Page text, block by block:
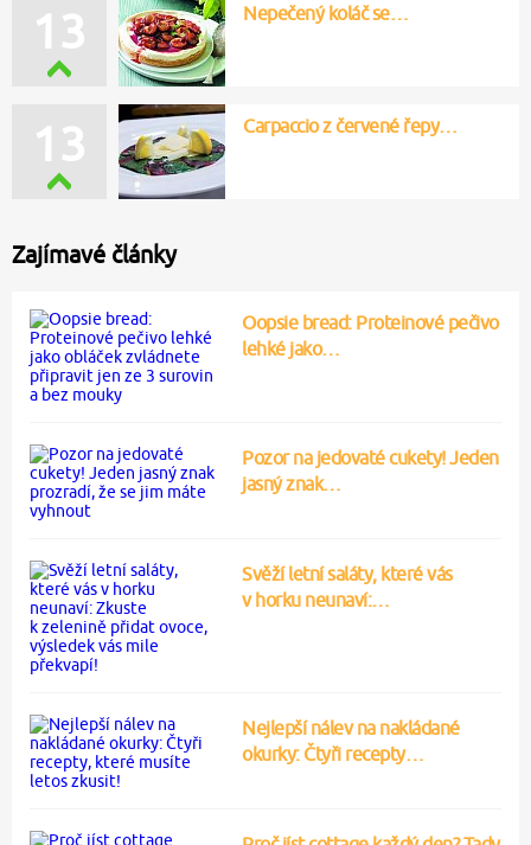
13 Nepečený koláč se…
13 Carpaccio z červené řepy…
Zajímavé články
Oopsie bread: Proteinové pečivo
lehké jako…
Pozor na jedovaté cukety! Jeden
jasný znak…
Svěží letní saláty, které vás
v horku neunaví:…
Nejlepší nálev na nakládané
okurky: Čtyři recepty…